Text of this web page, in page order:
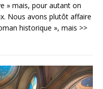
» mais, pour autant on
Nous avons plutôt affaire
historique », mais >>